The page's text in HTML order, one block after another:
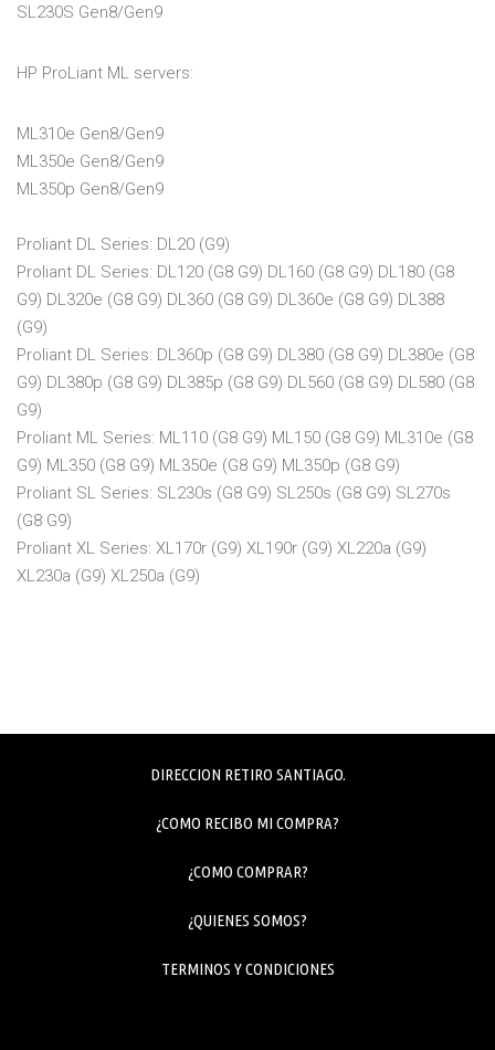
SL230S Gen8/Gen9
HP ProLiant ML servers:
ML310e Gen8/Gen9
ML350e Gen8/Gen9
ML350p Gen8/Gen9
Proliant DL Series: DL20 (G9)
Proliant DL Series: DL120 (G8 G9) DL160 (G8 G9) DL180 (G8
G9) DL320e (G8 G9) DL360 (G8 G9) DL360e (G8 G9) DL388
(G9)
Proliant DL Series: DL360p (G8 G9) DL380 (G8 G9) DL380e (G8
G9) DL380p (G8 G9) DL385p (G8 G9) DL560 (G8 G9) DL580 (G8
G9)
Proliant ML Series: ML110 (G8 G9) ML150 (G8 G9) ML310e (G8
G9) ML350 (G8 G9) ML350e (G8 G9) ML350p (G8 G9)
Proliant SL Series: SL230s (G8 G9) SL250s (G8 G9) SL270s
(G8 G9)
Proliant XL Series: XL170r (G9) XL190r (G9) XL220a (G9)
XL230a (G9) XL250a (G9)
DIRECCION RETIRO SANTIAGO.
¿COMO RECIBO MI COMPRA?
¿COMO COMPRAR?
¿QUIENES SOMOS?
TERMINOS Y CONDICIONES